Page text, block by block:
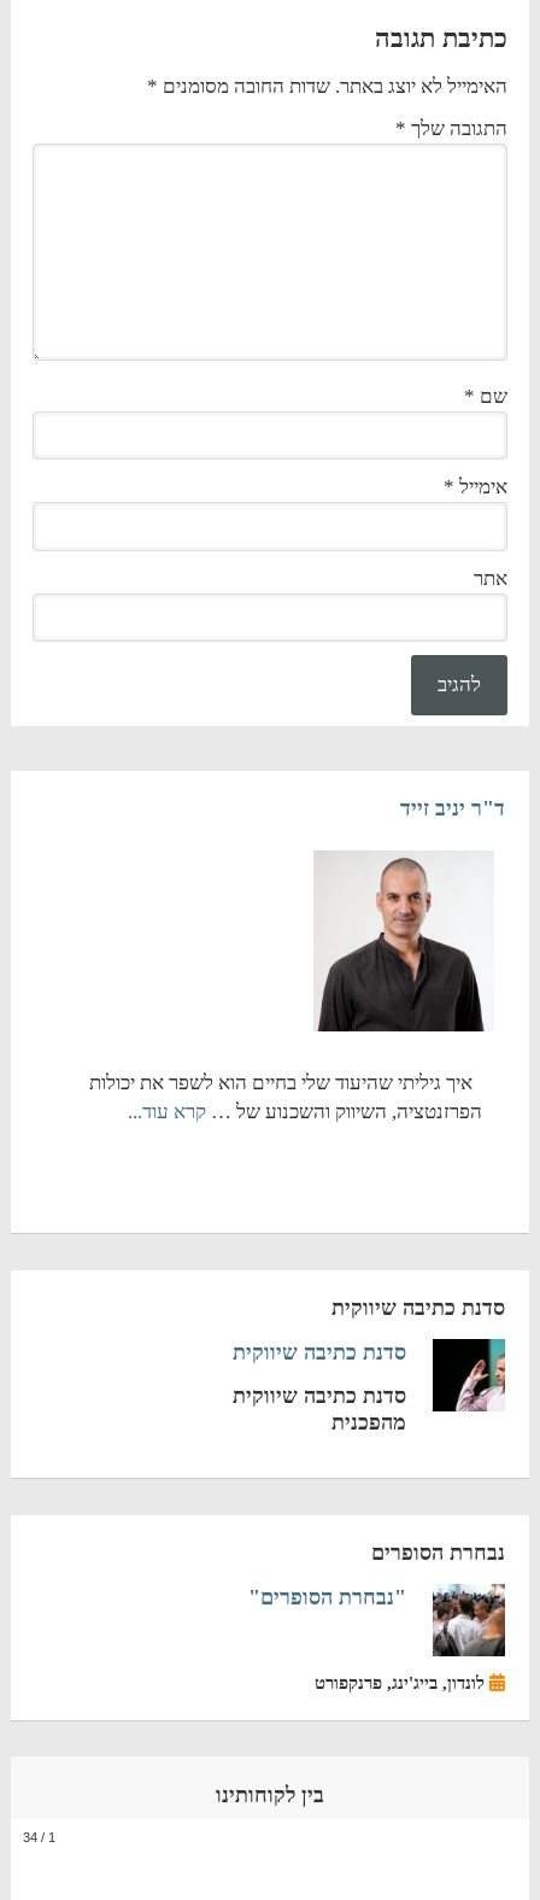
כתיבת תגובה
האימייל לא יוצג באתר. שדות החובה מסומנים *
התגובה שלך *
שם *
אימייל *
אתר
ד"ר יניב זייד
איך גיליתי שהיעוד שלי בחיים הוא לשפר את יכולות
הפרזנטציה, השיווק והשכנוע של … קרא עוד...
סדנת כתיבה שיווקית
סדנת כתיבה שיווקית
סדנת כתיבה שיווקית
מהפכנית
נבחרת הסופרים
"נבחרת הסופרים"
לונדון, בייג'ינג, פרנקפורט
בין לקוחותינו
1
/
34